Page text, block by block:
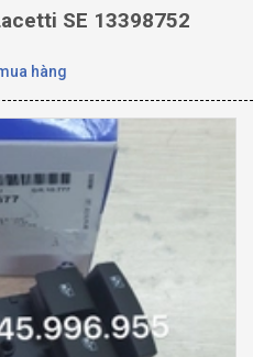
SE 13398752
hàng